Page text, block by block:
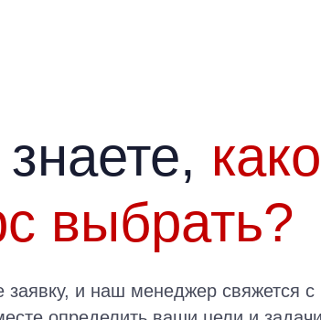
выбрать?
заявку, и наш менеджер свяжется с